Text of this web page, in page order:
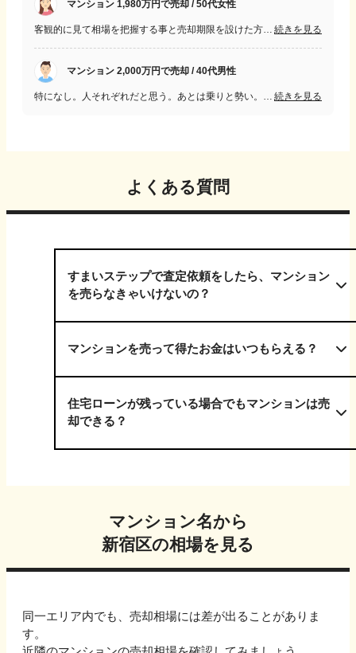
マンション 1,980万円で売却 / 50代女性
続きを見る
マンション 2,000万円で売却 / 40代男性
続きを見る
よくある質問
すまいステップで査定依頼をしたら、マンション
を売らなきゃいけないの？
マンションを売って得たお金はいつもらえる？
住宅ローンが残っている場合でもマンションは売
却できる？
マンション名から
新宿区の相場を見る
同一エリア内でも、売却相場には差が出ることがありま
す。